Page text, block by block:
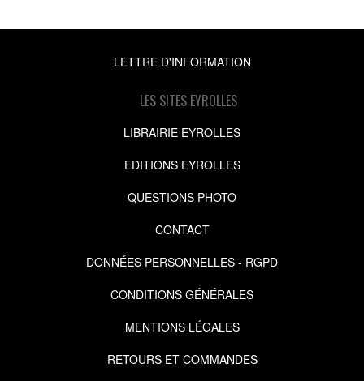
LETTRE D'INFORMATION
LES SITES EYROLLES
LIBRAIRIE EYROLLES
EDITIONS EYROLLES
QUESTIONS PHOTO
CONTACT
DONNÉES PERSONNELLES - RGPD
CONDITIONS GÉNÉRALES
MENTIONS LÉGALES
RETOURS ET COMMANDES